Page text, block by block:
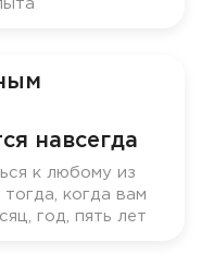
навсегда
к любому из
когда вам
год, пять лет